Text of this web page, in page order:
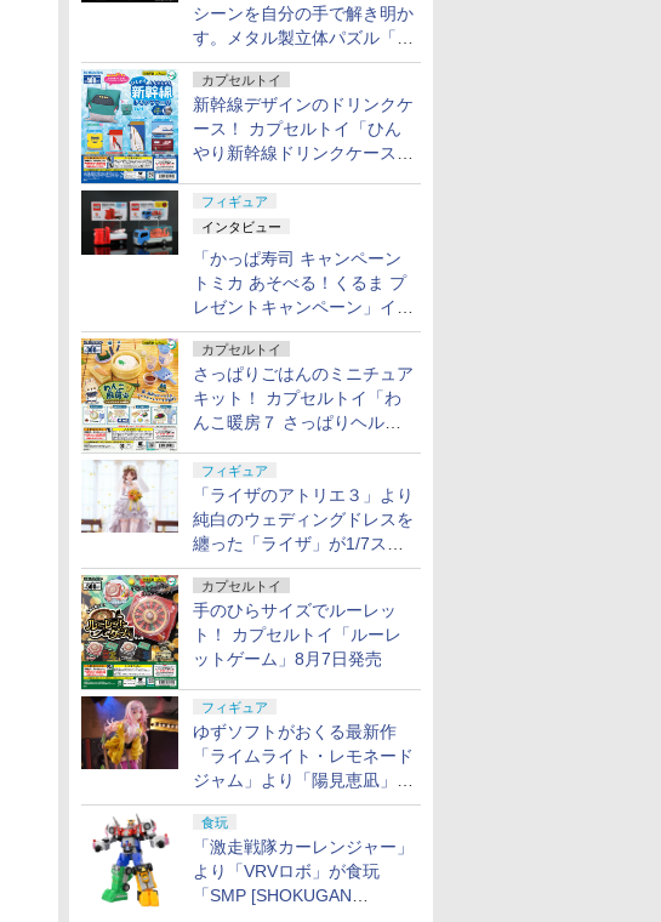
シーンを自分の手で解き明か
す。メタル製立体パズル「は
ずる ONE PIECE」シリーズ
3種が登場
カプセルトイ
新幹線デザインのドリンクケ
ース！ カプセルトイ「ひん
やり新幹線ドリンクケース」
フィギュア
インタビュー
「かっぱ寿司 キャンペーン
トミカ あそべる！くるま プ
レゼントキャンペーン」イン
タビュー
カプセルトイ
さっぱりごはんのミニチュア
キット！ カプセルトイ「わ
んこ暖房７ さっぱりヘルシ
フィギュア
「ライザのアトリエ３」より
純白のウェディングドレスを
纏った「ライザ」が1/7スケ
ールフィギュアで登場！
カプセルトイ
手のひらサイズでルーレッ
ト！ カプセルトイ「ルーレ
ットゲーム」8月7日発売
フィギュア
ゆずソフトがおくる最新作
「ライムライト・レモネード
ジャム」より「陽見恵凪」が
1/3.5スケールフィギュアで
登場！
食玩
「激走戦隊カーレンジャー」
より「VRVロボ」が食玩
「SMP [SHOKUGAN